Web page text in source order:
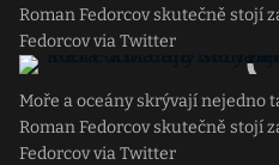
Roman Fedorcov skutečně stojí
Fedorcov via Twitter
Moře a oceány skrývají nejedno
Roman Fedorcov skutečně stojí
Fedorcov via Twitter